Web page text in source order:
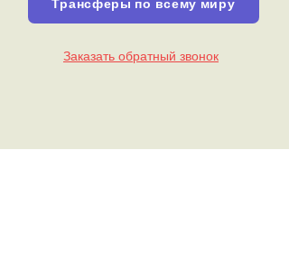
Трансферы по всему миру
Заказать обратный звонок